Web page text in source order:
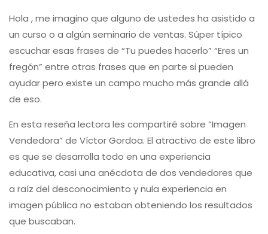
Hola , me imagino que alguno de ustedes ha asistido a
un curso o a algún seminario de ventas. Súper típico
escuchar esas frases de “Tu puedes hacerlo” “Eres un
fregón” entre otras frases que en parte si pueden
ayudar pero existe un campo mucho más grande allá
de eso.
En esta reseña lectora les compartiré sobre “Imagen
Vendedora” de Víctor Gordoa. El atractivo de este libro
es que se desarrolla todo en una experiencia
educativa, casi una anécdota de dos vendedores que
a raíz del desconocimiento y nula experiencia en
imagen pública no estaban obteniendo los resultados
que buscaban.